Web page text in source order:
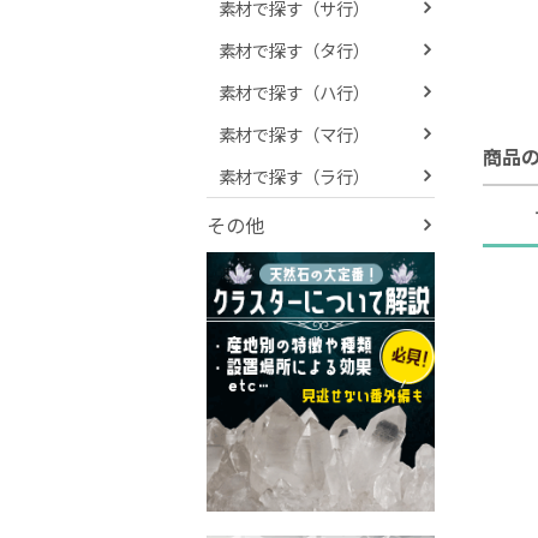
素材で探す（サ行）
素材で探す（タ行）
素材で探す（ハ行）
素材で探す（マ行）
素材で探す（ラ行）
その他
商品